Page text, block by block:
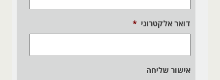
דואר אלקטרוני *
אישור שליחה